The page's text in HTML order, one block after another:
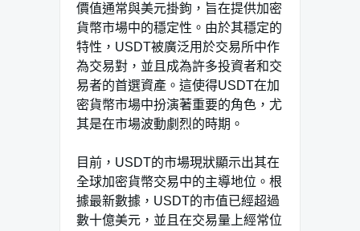
價值通常與美元掛鉤，旨在提供加密
貨幣市場中的穩定性。由於其穩定的
特性，USDT被廣泛用於交易所中作
為交易對，並且成為許多投資者和交
易者的首選資產。這使得USDT在加
密貨幣市場中扮演著重要的角色，尤
其是在市場波動劇烈的時期。
目前，USDT的市場現狀顯示出其在
全球加密貨幣交易中的主導地位。根
據最新數據，USDT的市值已經超過
數十億美元，並且在交易量上經常位